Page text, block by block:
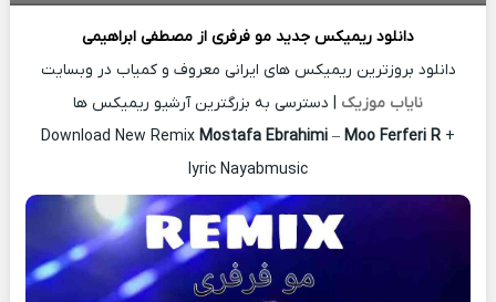
دانلود ریمیکس جدید مو فرفری از مصطفی ابراهیمی
دانلود بروزترین ریمیکس های ایرانی معروف و کمیاب در وبسایت
نایاب موزیک | دسترسی به بزرگترین آرشیو ریمیکس ها
Download New Remix Mostafa Ebrahimi – Moo Ferferi R +
lyric Nayabmusic